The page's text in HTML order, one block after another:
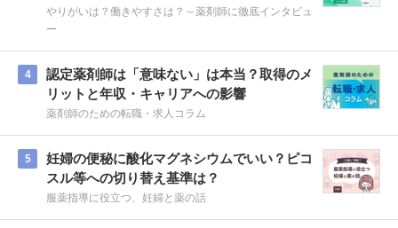
やりがいは？働きやすさは？～薬剤師に徹底インタビュ
ー
4
認定薬剤師は「意味ない」は本当？取得のメ
リットと年収・キャリアへの影響
薬剤師のための転職・求人コラム
5
妊婦の便秘に酸化マグネシウムでいい？ピコ
スル等への切り替え基準は？
服薬指導に役立つ、妊婦と薬の話